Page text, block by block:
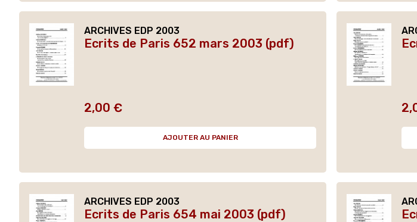
ARCHIVES EDP 2003
Ecrits de Paris 652 mars 2003 (pdf)
Prix
2,00 €
AJOUTER AU PANIER
ARCHIVES EDP 2003
Ecrits de Paris 654 mai 2003 (pdf)